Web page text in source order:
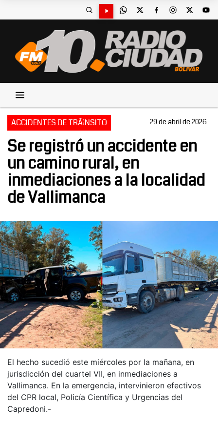
ACCIDENTES DE TRÃ¡NSITO 29 de abril de 2026
Se registró un accidente en
un camino rural, en
inmediaciones a la localidad
de Vallimanca
El hecho sucedió este miércoles por la mañana, en
jurisdicción del cuartel VII, en inmediaciones a
Vallimanca. En la emergencia, intervinieron efectivos
del CPR local, Policía Científica y Urgencias del
Capredoni.-